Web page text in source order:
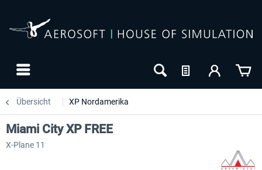
Übersicht XP Nordamerika
Miami City XP FREE
X-Plane 11